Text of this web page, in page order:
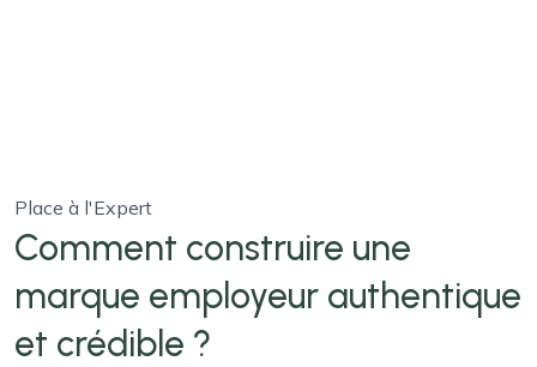
Place à l'Expert
Comment construire une
marque employeur authentique
et crédible ?